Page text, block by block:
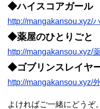
◆ハイスコアガール
http://mangakansou.xyz/
◆薬屋のひとりごと
http://mangakansou.xyz/
◆ゴブリンスレイヤ
http://mangakansou.xyz/
よければご一緒にどうぞ。